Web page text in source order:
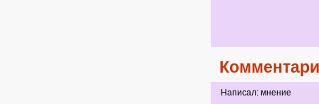
Написал: мнение